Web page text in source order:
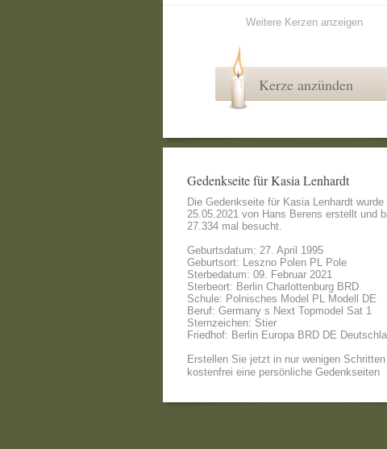
Weitere Kerzen anzeigen
Kerze anzünden
Gedenkseite für Kasia Lenhardt
Die Gedenkseite für Kasia Lenhardt wurde
25.05.2021 von Hans Berens erstellt und
27.334 mal besucht.
Geburtsdatum: 27. April 1995
Geburtsort: Leszno Polen PL Pole
Sterbedatum: 09. Februar 2021
Sterbeort: Berlin Charlottenburg BRD
Schule: Polnisches Model PL Modell DE
Beruf: Germany s Next Topmodel Sat 1
Sternzeichen: Stier
Friedhof: Berlin Europa BRD DE
Erstellen Sie jetzt in nur wenigen Schritten
kostenfrei eine persönliche Gedenkseiten